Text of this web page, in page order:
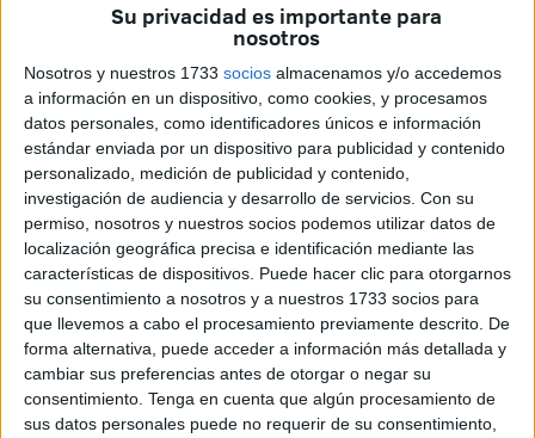
Su privacidad es importante para
nosotros
Nosotros y nuestros 1733 socios almacenamos y/o accedemos
a información en un dispositivo, como cookies, y procesamos
datos personales, como identificadores únicos e información
estándar enviada por un dispositivo para publicidad y contenido
personalizado, medición de publicidad y contenido,
investigación de audiencia y desarrollo de servicios. Con su
permiso, nosotros y nuestros socios podemos utilizar datos de
localización geográfica precisa e identificación mediante las
características de dispositivos. Puede hacer clic para otorgarnos
su consentimiento a nosotros y a nuestros 1733 socios para
que llevemos a cabo el procesamiento previamente descrito. De
forma alternativa, puede acceder a información más detallada y
cambiar sus preferencias antes de otorgar o negar su
consentimiento. Tenga en cuenta que algún procesamiento de
sus datos personales puede no requerir de su consentimiento,
Las raquetas son para el verano, pero también la
posibilidad de disfrutar de unos días de asueto. Y en esas
anda la tenista ceutí Olga Parres, la jugadora 328 en el
ranking de dobles de la WTA, a la disputa en un gran 2019.
Latenistaceutí cerró el pasado fin de semana la gira de
siete semanas que le ha llevado por tierras portuguesas y
españolas con buenos resultados.
En Individuales ha logrado alcanzar los Cuartos de Final
en los Internacionales de España en pista rápida, Open de
Castilla y León, celebrado en la localidad segoviana de El
Espinar, torneo dotado con 25.000$.